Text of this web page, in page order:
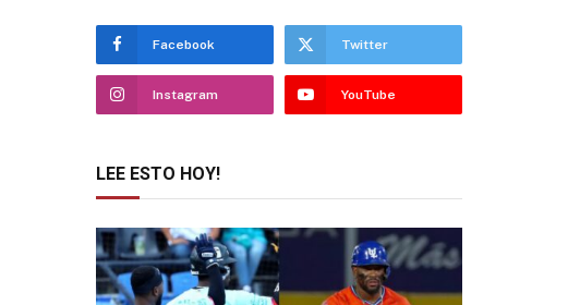
Facebook Twitter
Instagram YouTube
LEE ESTO HOY!